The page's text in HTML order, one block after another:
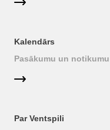
Kalendārs
Pasākumu un
Par Ventspili